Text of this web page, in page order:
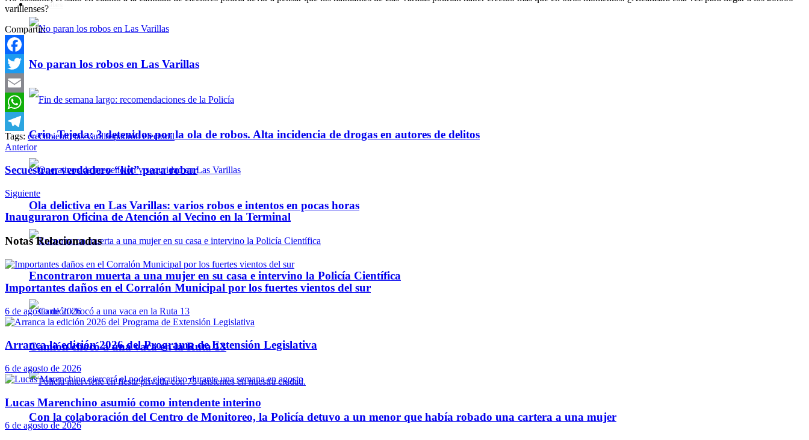
Policiales
No paran los robos en Las Varillas
Crio. Tejeda: 3 detenidos por la ola de robos. Alta incidencia de drogas en autores de delitos
Ola delictiva en Las Varillas: varios robos e intentos en pocas horas
Encontraron muerta a una mujer en su casa e intervino la Policía Científica
Camión chocó a una vaca en la Ruta 13
Con la colaboración del Centro de Monitoreo, la Policía detuvo a un menor que había robado una cartera a una mujer
varillenses?
Compartir:
Facebook
Twitter
Email
WhatsApp
Telegram
Tags: crecimiento las varillaspadrón electoral
Anterior
Secuestran verdadero “kit” para robar
Siguiente
Inauguraron Oficina de Atención al Vecino en la Terminal
NotasRelacionadas
Importantes daños en el Corralón Municipal por los fuertes vientos del sur
6 de agosto de 2026
Arranca la edición 2026 del Programa de Extensión Legislativa
6 de agosto de 2026
Lucas Marenchino asumió como intendente interino
6 de agosto de 2026